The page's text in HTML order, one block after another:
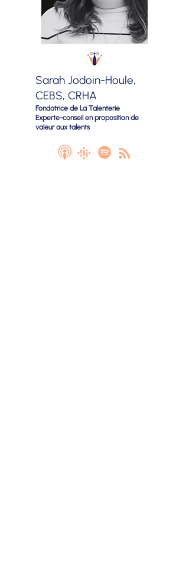
Sarah Jodoin-Houle,
CEBS, CRHA
Fondatrice de La Talenterie
Experte-conseil en proposition de
valeur aux talents